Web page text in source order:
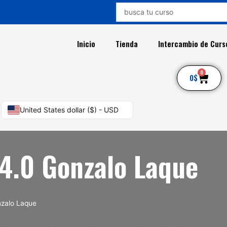
Search
...
Inicio Tienda Intercambio de
0$ 0 Cart
United States dollar ($) - USD
Gonzalo Laque
Laque